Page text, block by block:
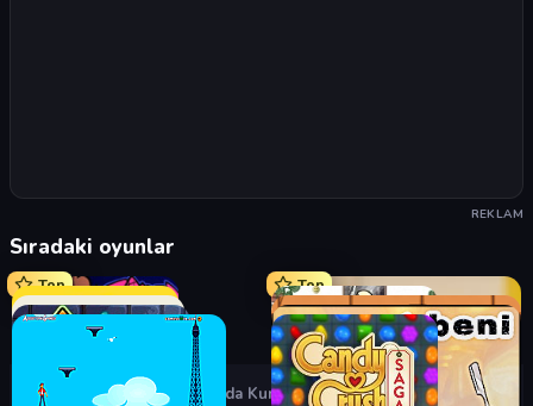
REKLAM
Sıradaki oyunlar
Top Top
Oyunlar Beceri Oyunları Ada Kurmaca